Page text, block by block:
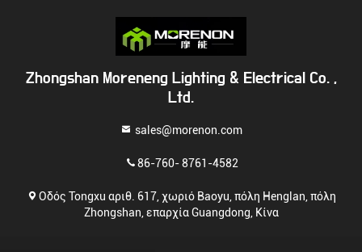
Zhongshan Moreneng Lighting & Electrical Co. ,
Ltd.
sales@morenon.com
86-760- 8761-4582
Οδός Tongxu αριθ. 617, χωριό Baoyu, πόλη Henglan, πόλη
Zhongshan, επαρχία Guangdong, Κίνα